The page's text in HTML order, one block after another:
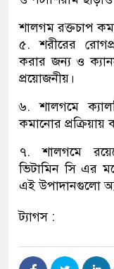
শালগম রক্তচাপ
৫. শরীরের
করার জন্য ও
প্রয়োজনীয়।
৬. শালগমে
কমানোর প্রক্রিয়ায়
৭. শালগমে
ভিটামিন সি এর
এই উপাদানগুলো
ট্যাগস :